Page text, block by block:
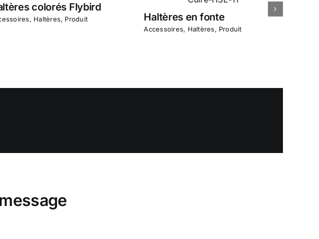
colorés Flybird
, Haltères, Produit Haltères en fonte
Accessoires, Haltères, Produit